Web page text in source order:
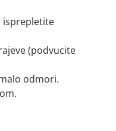
isprepletite
(podvucite
odmori.